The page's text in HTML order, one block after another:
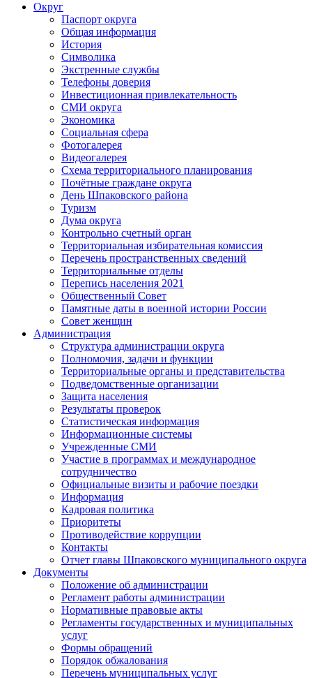
Округ
Паспорт округа
Общая информация
История
Символика
Экстренные службы
Телефоны доверия
Инвестиционная привлекательность
СМИ округа
Экономика
Социальная сфера
Фотогалерея
Видеогалерея
Схема территориального планирования
Почётные граждане округа
День Шпаковского района
Туризм
Дума округа
Контрольно счетный орган
Территориальная избирательная комиссия
Перечень пространственных сведений
Территориальные отделы
Перепись населения 2021
Общественный Совет
Памятные даты в военной истории России
Совет женщин
Администрация
Структура администрации округа
Полномочия, задачи и функции
Территориальные органы и представительства
Подведомственные организации
Защита населения
Результаты проверок
Статистическая информация
Информационные системы
Учрежденные СМИ
Участие в программах и международное
сотрудничество
Официальные визиты и рабочие поездки
Информация
Кадровая политика
Приоритеты
Противодействие коррупции
Контакты
Отчет главы Шпаковского муниципального округа
Документы
Положение об администрации
Регламент работы администрации
Нормативные правовые акты
Регламенты государственных и муниципальных
услуг
Формы обращений
Порядок обжалования
Перечень муниципальных услуг